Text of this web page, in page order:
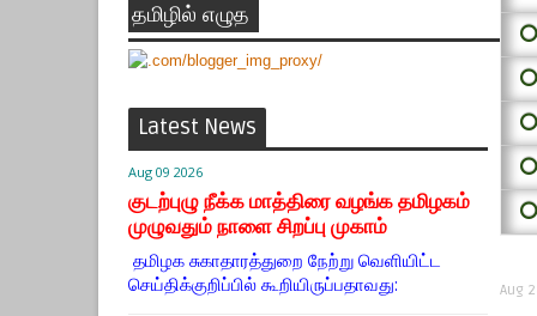
தமிழில் எழுத
Latest News
Aug 09 2026
குடற்புழு நீக்க மாத்திரை வழங்க தமிழகம்
முழுவதும் நாளை சிறப்பு முகாம்
தமிழக சுகாதாரத்துறை நேற்று வெளியிட்ட
செய்திக்குறிப்பில் கூறியிருப்பதாவது:
Aug